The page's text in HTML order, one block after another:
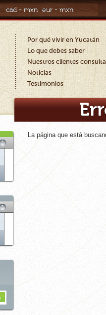
cad - mxn eur - mxn
Por qué vivir en Yucatán
Lo que debes saber
Nuestros clientes
Noticias
Testimonios
La página que está